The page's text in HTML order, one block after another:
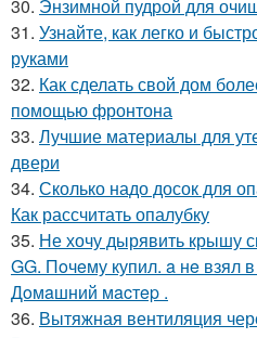
30. Энзимной пудрой для
31. Узнайте, как легко и
руками
32. Как сделать свой дом
помощью фронтона
33. Лучшие материалы для
двери
34. Сколько надо досок для
Как рассчитать опалубку
35. Не хочу дырявить крышу
GG. Пoчeму купил. a нe взял
Дoмaшний мacтep .
36. Вытяжная вентиляция